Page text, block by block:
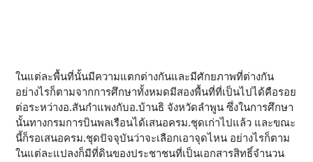
ในแต่ละพื้นที่นั้นมีความแตกต่างกันและมีศักยภาพที่ต่างกัน
อย่างไรก็ตามจากการศึกษาทั้งหมดมีสองพื้นที่ที่เป็นไปได้คือรอย
ต่อระหว่างอ.สันกำแพงกับอ.บ้านธิ จังหวัดลำพูน ซึ่งในการศึกษา
นั้นทางกรมการบินพลเรือนได้เสนอครม.ชุดเก่าไปแล้ว และขณะ
นี้ก็รอเสนอครม.ชุดปัจจุบันว่าจะเลือกเอาจุดไหน อย่างไรก็ตาม
ในแต่ละแปลงก็มีที่ดินของประชาชนที่เป็นเอกสารสิทธิ์จำนวน